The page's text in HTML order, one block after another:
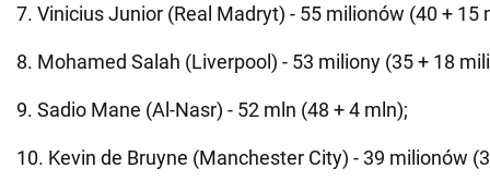
7. Vinicius Junior (Real Madryt) - 55 milionów (40 + 15
8. Mohamed Salah (Liverpool) - 53 miliony (35 + 18
9. Sadio Mane (Al-Nasr) - 52 mln (48 + 4 mln);
10. Kevin de Bruyne (Manchester City) - 39 milionów